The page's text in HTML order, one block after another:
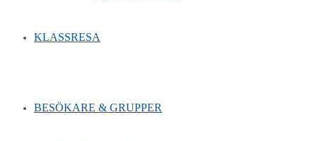
KLASSRESA
BESÖKARE & GRUPPER